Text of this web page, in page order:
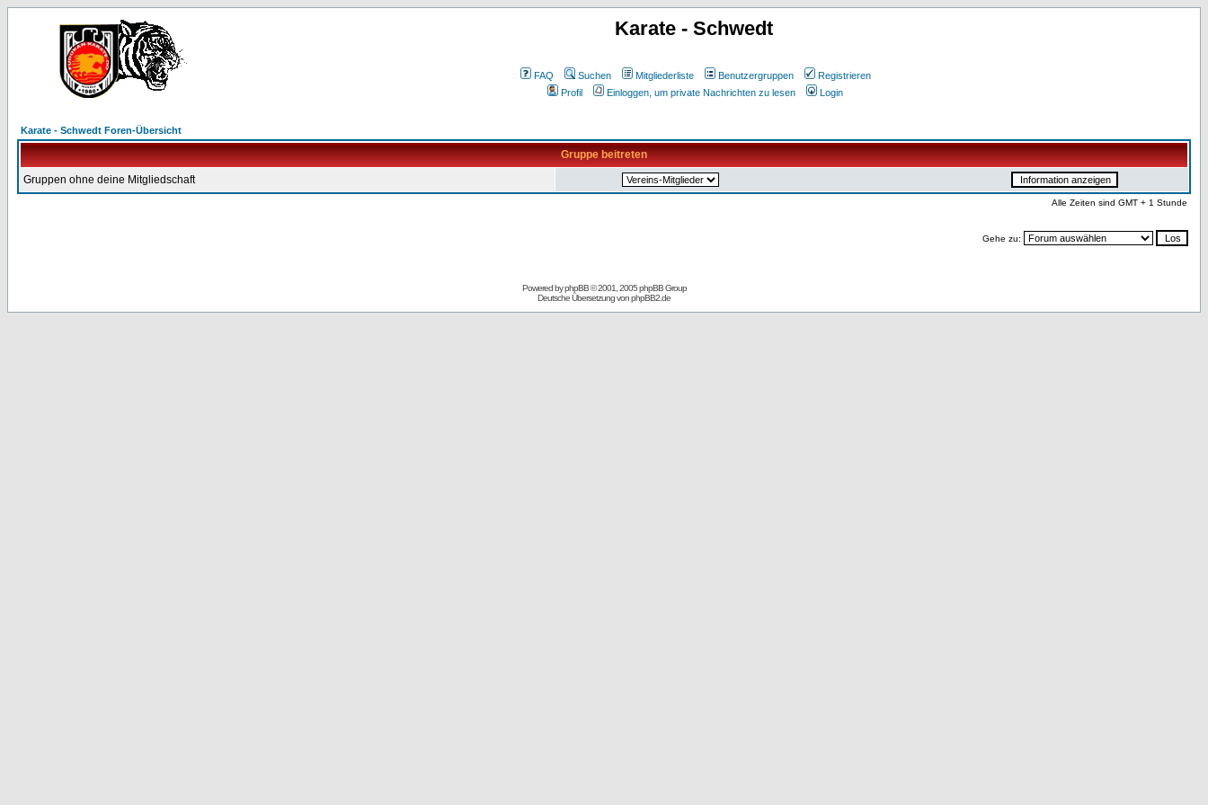
Karate - Schwedt
FAQ Suchen Mitgliederliste Benutzergruppen
Registrieren
Profil
Einloggen, um private Nachrichten zu lesen Login
Karate - Schwedt Foren-Übersicht
Gruppe beitreten
Gruppen ohne deine Mitgliedschaft
Alle Zeiten sind GMT + 1 Stunde
Gehe zu:
Powered byphpBB© 2001, 2005 phpBB Group
Deutsche Übersetzung vonphpBB2.de